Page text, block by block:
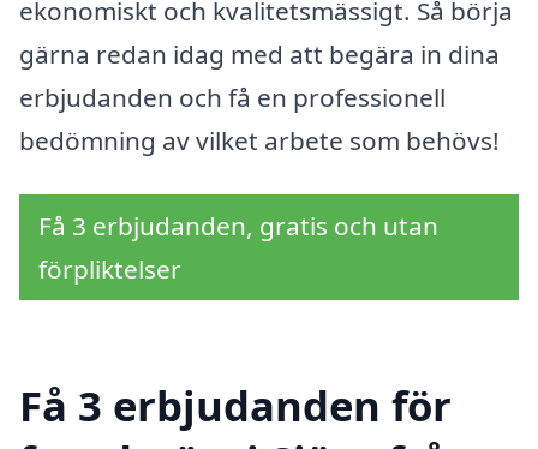
ekonomiskt och kvalitetsmässigt. Så börja
gärna redan idag med att begära in dina
erbjudanden och få en professionell
bedömning av vilket arbete som behövs!
Få 3 erbjudanden, gratis och utan
förpliktelser
Få 3 erbjudanden för